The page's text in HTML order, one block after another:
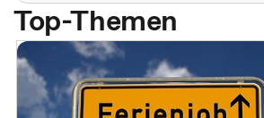
Top-Themen